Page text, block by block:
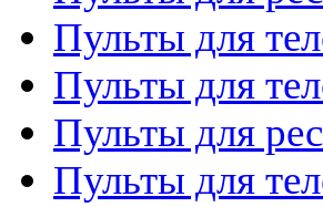
Пульты для
Пульты для
Пульты для
Пульты для